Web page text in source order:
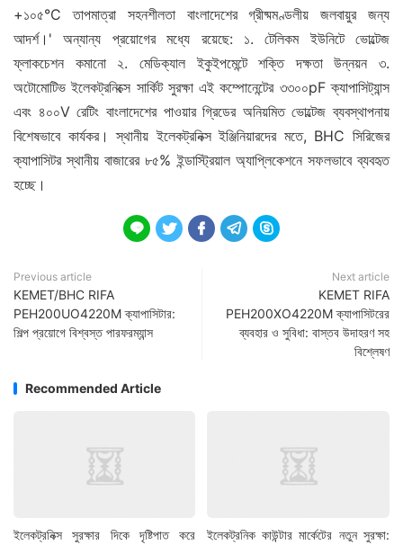
+১০৫°C তাপমাত্রা সহনশীলতা বাংলাদেশের গ্রীষ্মমণ্ডলীয় জলবায়ুর জন্য
আদর্শ।' অন্যান্য প্রয়োগের মধ্যে রয়েছে: ১. টেলিকম ইউনিটে ভোল্টেজ
ফ্লাকচেশন কমানো ২. মেডিক্যাল ইকুইপমেন্টে শক্তি দক্ষতা উন্নয়ন ৩.
অটোমোটিভ ইলেকট্রনিক্সে সার্কিট সুরক্ষা এই কম্পোনেন্টের ৩৩০০pF ক্যাপাসিট্যান্স
এবং ৪০০V রেটিং বাংলাদেশের পাওয়ার গ্রিডের অনিয়মিত ভোল্টেজ ব্যবস্থাপনায়
বিশেষভাবে কার্যকর। স্থানীয় ইলেকট্রনিক্স ইঞ্জিনিয়ারদের মতে, BHC সিরিজের
ক্যাপাসিটর স্থানীয় বাজারের ৮৫% ইন্ডাস্ট্রিয়াল অ্যাপ্লিকেশনে সফলভাবে ব্যবহৃত
হচ্ছে।
    
Previous article
KEMET/BHC RIFA
PEH200UO4220M ক্যাপাসিটার:
শিল্প প্রয়োগে বিশ্বস্ত পারফরম্যান্স
Next article
KEMET RIFA
PEH200XO4220M ক্যাপাসিটরের
ব্যবহার ও সুবিধা: বাস্তব উদাহরণ সহ
বিশ্লেষণ
Recommended Article
ইলেকট্রনিক্স সুরক্ষার দিকে দৃষ্টিপাত করে
ইলেকট্রনিক কাউন্টার মার্কেটের নতুন সুরক্ষা: